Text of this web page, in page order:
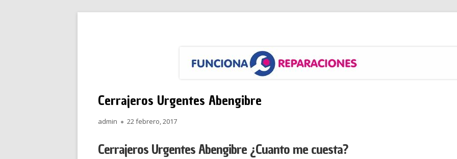
Cerrajeros Urgentes Abengibre
Autor
admin
Publicado
22 febrero, 2017
Cerrajeros Urgentes Abengibre ¿Cuanto me cuesta?